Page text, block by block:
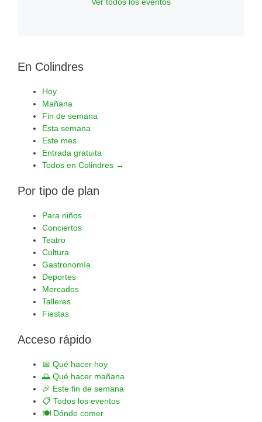
En Colindres
Hoy
Mañana
Fin de semana
Esta semana
Este mes
Entrada gratuita
Todos en Colindres →
Por tipo de plan
Para niños
Conciertos
Teatro
Cultura
Gastronomía
Deportes
Mercados
Talleres
Fiestas
Acceso rápido
📅 Qué hacer hoy
🌅 Qué hacer mañana
🎉 Este fin de semana
📋 Todos los eventos
🍽️ Dónde comer